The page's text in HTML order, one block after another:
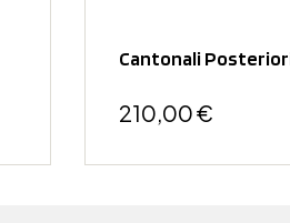
Cantonali
210,00 €